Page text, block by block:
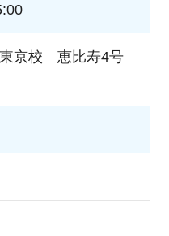
京校 恵比寿4号